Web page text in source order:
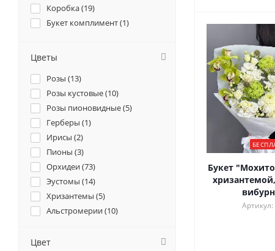
Букет
Коробка (19)
Букет комплимент (1)
Цветы
Розы (13)
Розы кустовые (10)
Розы пионовидные (5)
Герберы (1)
Ирисы (2)
Пионы (3)
Орхидеи (73)
Эустомы (14)
Хризантемы (5)
Альстромерии (10)
Лилии (
Цвет